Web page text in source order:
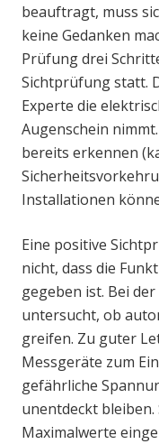
beauftragt, muss
keine Gedanken
Prüfung drei
Sichtprüfung statt.
Experte die
Augenschein
bereits erkennen
Installationen
Eine positive
nicht, dass die
gegeben ist. Bei
untersucht, ob
greifen. Zu guter
Messgeräte zum
gefährliche
unentdeckt bleiben.
Maximalwerte